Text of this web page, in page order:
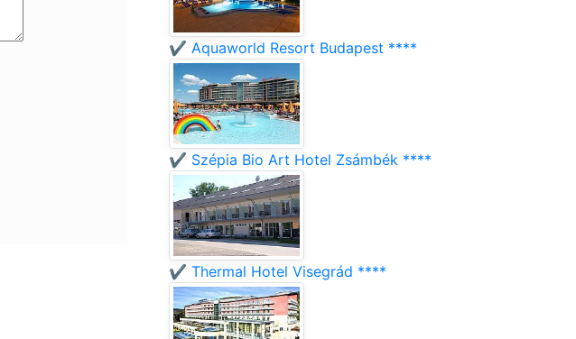
✔️ Aquaworld Resort Budapest ****
✔️ Szépia Bio Art Hotel Zsámbék ****
✔️ Thermal Hotel Visegrád ****